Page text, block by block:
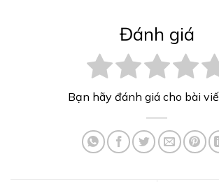
Đánh giá
Bạn hãy đánh giá cho bài